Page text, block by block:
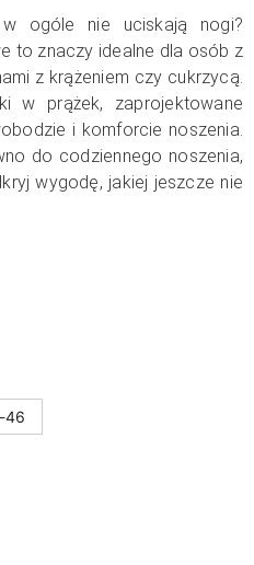
ogóle nie uciskają nogi?
to znaczy idealne dla osób z
z krążeniem czy cukrzycą.
w prążek, zaprojektowane
i komforcie noszenia.
do codziennego noszenia,
wygodę, jakiej jeszcze nie
46